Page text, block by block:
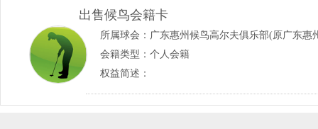
出售候鸟会籍卡
所属球会： 广东惠州候鸟高尔夫俱乐部(原广东惠
会籍类型：个人会籍
权益简述：